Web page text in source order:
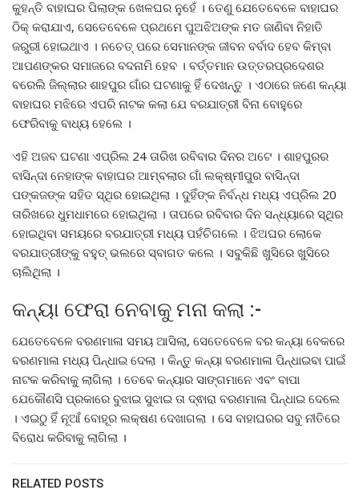
କୁହନ୍ତି ବାହାଘର ପିଲାଙ୍କ ଖେଳଘର ନୁହେଁ । ତେଣୁ ଯେତେବେଳେ ବାହାଘର
ଠିକ୍ କରାଯାଏ, ସେତେବେଳେ ପ୍ରଥମେ ପୁଅଝିଅଙ୍କ ମତ ଜାଣିବା ନିହାତି
ଜରୁରୀ ହୋଇଥାଏ । ନଚେତ୍ ପରେ ସେମାନଙ୍କ ଜୀବନ ବର୍ବାଦ ହେବ କିମ୍ବା
ଆପଣଙ୍କର ସମାଜରେ ବଦନାମି ହେବ । ବର୍ତ୍ତମାନ ଉତ୍ତରପ୍ରଦେଶର
ବରେଲି ଜିଲ୍ଲାର ଶାହପୁର ଗାଁର ଘଟଣାକୁ ହିଁ ଦେଖନ୍ତୁ । ଏଠାରେ ଜଣେ କନ୍ୟା
ବାହାଘର ମଝିରେ ଏପରି ନାଟକ କଲା ଯେ ବରଯାତ୍ରୀ ବିନା ବୋହୁରେ
ଫେରିବାକୁ ବାଧ୍ୟ ହେଲେ ।
ଏହି ଅଜବ ଘଟଣା ଏପ୍ରିଲ 24 ତାରିଖ ରବିବାର ଦିନର ଅଟେ । ଶାହପୁରର
ବାସିନ୍ଦା ନେହାଙ୍କ ବାହାଘର ଆମ୍ବଲାର ଗାଁ ଲକ୍ଷ୍ମୀପୁର ବାସିନ୍ଦା
ପଙ୍କଜଙ୍କ ସହିତ ସ୍ଥିର ହୋଇଥିଲା । ଦୁହିଁଙ୍କ ନିର୍ବନ୍ଧ ମଧ୍ୟ ଏପ୍ରିଲ 20
ତାରିଖରେ ଧୁମଧାମରେ ହୋଇଥିଲା । ତାପରେ ରବିବାର ଦିନ ସନ୍ଧ୍ୟାରେ ସ୍ଥିର
ହୋଇଥିବା ସମୟରେ ବରଯାତ୍ରୀ ମଧ୍ୟ ପହଁଚିଗଲେ । ଝିଅଘର ଲୋକେ
ବରଯାତ୍ରୀଙ୍କୁ ବହୁତ୍ ଭଲରେ ସ୍ବାଗତ କଲେ । ସବୁକିଛି ଖୁସିରେ ଖୁସିରେ
ଚାଲିଥିଲା ।
କନ୍ୟା ଫେରା ନେବାକୁ ମନା କଲା :-
ଯେତେବେଳେ ବରଣମାଳା ସମୟ ଆସିଲା, ସେତେବେଳେ ବର କନ୍ୟା ବେକରେ
ବରଣମାଳା ମଧ୍ୟ ପିନ୍ଧାଇ ଦେଲା । କିନ୍ତୁ କନ୍ୟା ବରଣମାଳା ପିନ୍ଧାଇବା ପାଇଁ
ନାଟକ କରିବାକୁ ଲାଗିଲା । ତେବେ କନ୍ୟାର ସାଙ୍ଗମାନେ ଏବଂ ବାପା
ଯେକୌଣସି ପ୍ରକାରେ ବୁଝାଇ ସୁଝାଇ ତା ଦ୍ଵାରା ବରଣମାଳା ପିନ୍ଧାଇ ଦେଲେ
। ଏଇଠୁ ହିଁ ନୂଆଁ ବୋହୂର ଲକ୍ଷଣ ଦେଖାଗଲା । ସେ ବାହାଘରର ସବୁ ନୀତିରେ
ବିରୋଧ କରିବାକୁ ଲାଗିଲା ।
RELATED POSTS